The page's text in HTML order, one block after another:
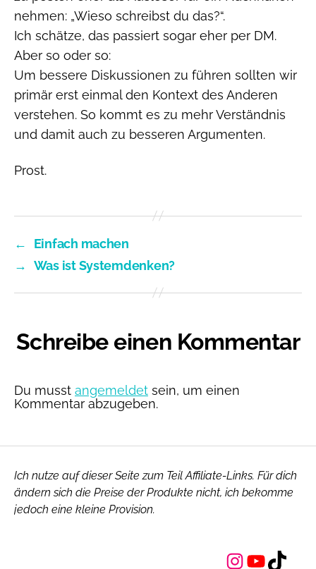
nehmen: „Wieso schreibst du das?“.
Ich schätze, das passiert sogar eher per DM.
Aber so oder so:
Um bessere Diskussionen zu führen sollten wir
primär erst einmal den Kontext des Anderen
verstehen. So kommt es zu mehr Verständnis
und damit auch zu besseren Argumenten.
Prost.
←
Einfach machen
→
Was ist Systemdenken?
Schreibe einen Kommentar
Du musst angemeldet sein, um einen
Kommentar abzugeben.
Ich nutze auf dieser Seite zum Teil Affiliate-Links. Für dich
ändern sich die Preise der Produkte nicht, ich bekomme
jedoch eine kleine Provision.
Instagram
YouTube
TikTok